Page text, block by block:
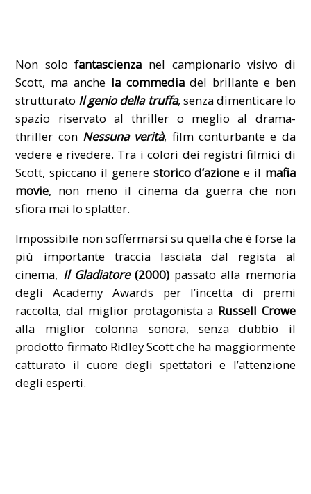
Non solofantascienza nel campionario visivo di
Scott, ma anche la commediadel brillante e ben
strutturato Il genio della truffa, senza dimenticare lo
spazio riservato al thriller o meglio al drama-
thriller con Nessuna verità, film conturbante e da
vedere e rivedere. Tra i colori dei registri filmici di
Scott, spiccano il genere storico d’azione e il mafia
movie, non meno il cinema da guerra che non
sfiora mai lo splatter.
Impossibile non soffermarsi su quella che è forse la
più importante traccia lasciata dal regista al
cinema, Il Gladiatore(2000) passato alla memoria
degli Academy Awards per l’incetta di premi
raccolta, dal miglior protagonista a Russell Crowe
alla miglior colonna sonora, senza dubbio il
prodotto firmato Ridley Scott che ha maggiormente
catturato il cuore degli spettatori e l’attenzione
degli esperti.